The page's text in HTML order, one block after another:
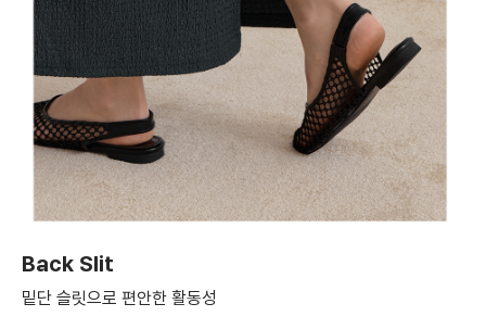
Back Slit
밑단 슬릿으로 편안한 활동성